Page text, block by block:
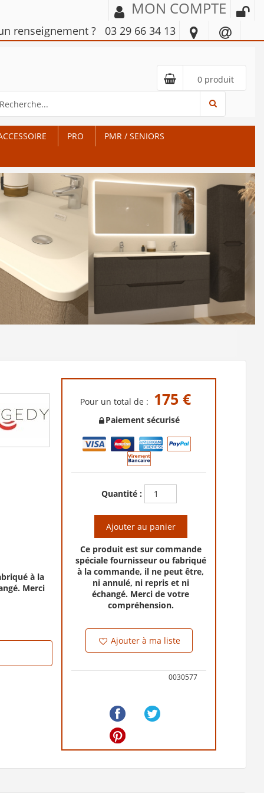
MON COMPTE
renseignement ? 03 29 66 34 13
0 produit
PRO PMR / SENIORS
à la
Merci
Pour un total de : 175 €
Paiement sécurisé
Quantité :
Ajouter au panier
Ce produit est sur commande
spéciale fournisseur ou fabriqué
à la commande, il ne peut être,
ni annulé, ni repris et ni
échangé. Merci de votre
compréhension.
Ajouter à ma liste
0030577